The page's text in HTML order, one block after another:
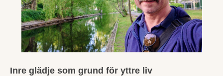
Inre glädje som grund för yttre liv